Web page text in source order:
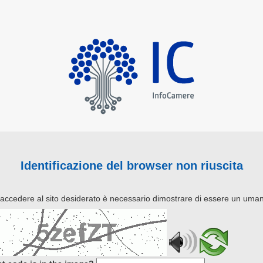
Identificazione del browser non riuscita
al sito desiderato è necessario dimostrare di essere un